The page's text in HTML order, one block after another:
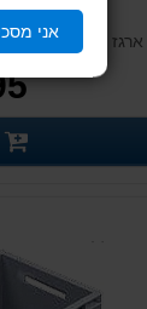
אני
23 ליטר
₪